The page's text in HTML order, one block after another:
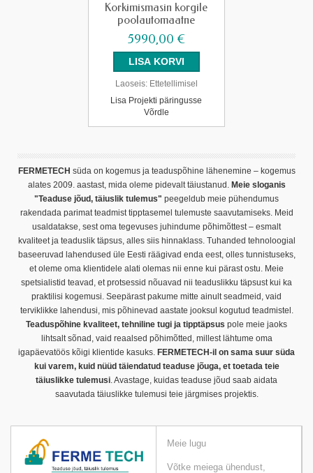
Korkimismasin korgile
poolautomaatne
5990,00 €
Laoseis: Ettetellimisel
Lisa Projekti päringusse
Võrdle
FERMETECH süda on kogemus ja teaduspõhine lähenemine – kogemus
alates 2009. aastast, mida oleme pidevalt täiustanud. Meie sloganis
"Teaduse jõud, täiuslik tulemus" peegeldub meie pühendumus
rakendada parimat teadmist tipptasemel tulemuste saavutamiseks. Meid
usaldatakse, sest oma tegevuses juhindume põhimõttest – esmalt
kvaliteet ja teaduslik täpsus, alles siis hinnaklass. Tuhanded tehnoloogial
baseeruvad lahendused üle Eesti räägivad enda eest, olles tunnistuseks,
et oleme oma klientidele alati olemas nii enne kui pärast ostu. Meie
spetsialistid teavad, et protsessid nõuavad nii teaduslikku täpsust kui ka
praktilisi kogemusi. Seepärast pakume mitte ainult seadmeid, vaid
terviklikke lahendusi, mis põhinevad aastate jooksul kogutud teadmistel.
Teaduspõhine kvaliteet, tehniline tugi ja tipptäpsus pole meie jaoks
lihtsalt sõnad, vaid reaalsed põhimõtted, millest lähtume oma
igapäevatöös kõigi klientide kasuks. FERMETECH-il on sama suur süda
kui varem, kuid nüüd täiendatud teaduse jõuga, et toetada teie
täiuslikke tulemusi. Avastage, kuidas teaduse jõud saab aidata
saavutada täiuslikke tulemusi teie järgmises projektis.
Meie lugu
Võtke meiega ühendust,